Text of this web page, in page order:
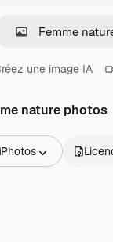
une image IA
nature photos
Photos